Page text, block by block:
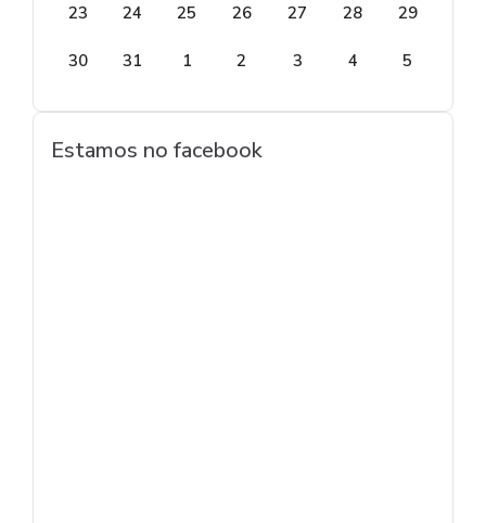
23 24 25 26 27 28 29
30 31 1 2 3 4 5
Estamos no facebook